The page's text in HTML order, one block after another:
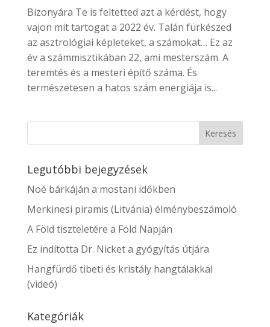
Bizonyára Te is feltetted azt a kérdést, hogy
vajon mit tartogat a 2022 év. Talán fürkészed
az asztrológiai képleteket, a számokat… Ez az
év a számmisztikában 22, ami mesterszám. A
teremtés és a mesteri építő száma. És
természetesen a hatos szám energiája is...
Legutóbbi bejegyzések
Noé bárkáján a mostani időkben
Merkinesi piramis (Litvánia) élménybeszámoló
A Föld tiszteletére a Föld Napján
Ez indította Dr. Nicket a gyógyítás útjára
Hangfürdő tibeti és kristály hangtálakkal
(videó)
Kategóriák